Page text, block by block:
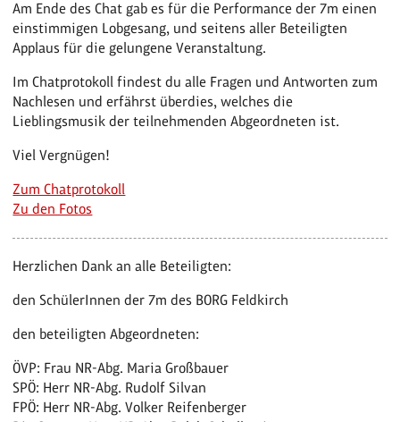
Am Ende des Chat gab es für die Performance der 7m einen
einstimmigen Lobgesang, und seitens aller Beteiligten
Applaus für die gelungene Veranstaltung.
Im Chatprotokoll findest du alle Fragen und Antworten zum
Nachlesen und erfährst überdies, welches die
Lieblingsmusik der teilnehmenden Abgeordneten ist.
Viel Vergnügen!
Zum Chatprotokoll
Zu den Fotos
Herzlichen Dank an alle Beteiligten:
den SchülerInnen der 7m des BORG Feldkirch
den beteiligten Abgeordneten:
ÖVP: Frau NR-Abg. Maria Großbauer
SPÖ: Herr NR-Abg. Rudolf Silvan
FPÖ: Herr NR-Abg. Volker Reifenberger